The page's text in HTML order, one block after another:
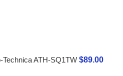
Micrófonos
ATH-SQ1TW $89.00